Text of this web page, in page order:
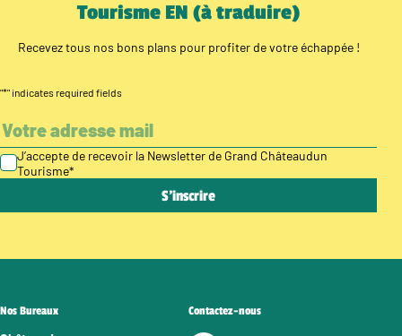
Tourisme EN (à traduire)
Recevez tous nos bons plans pour profiter de votre échappée !
"*" indicates required fields
J’accepte de recevoir la Newsletter de Grand Châteaudun
Tourisme*
Nos Bureaux Contactez-nous